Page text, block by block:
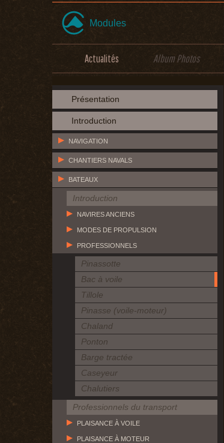
Modules
Actualités Album Photos
Présentation
Introduction
NAVIGATION
CHANTIERS NAVALS
BATEAUX
Introduction
NAVIRES ANCIENS
MODES DE PROPULSION
PROFESSIONNELS
Pinassotte
Bac à voile
Tillole
Pinasse (voile-moteur)
Chaland
Ponton
Barge tractée
Caseyeur
Chalutiers
Professionnels du transport
PLAISANCE À VOILE
PLAISANCE À MOTEUR